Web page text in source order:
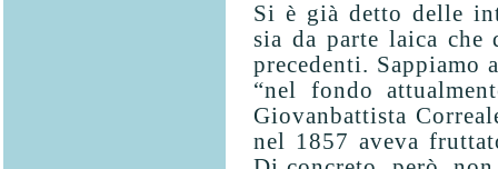
Si è già detto delle
sia da parte laica che
precedenti. Sappiamo
“nel fondo
Giovanbattista
nel 1857 aveva